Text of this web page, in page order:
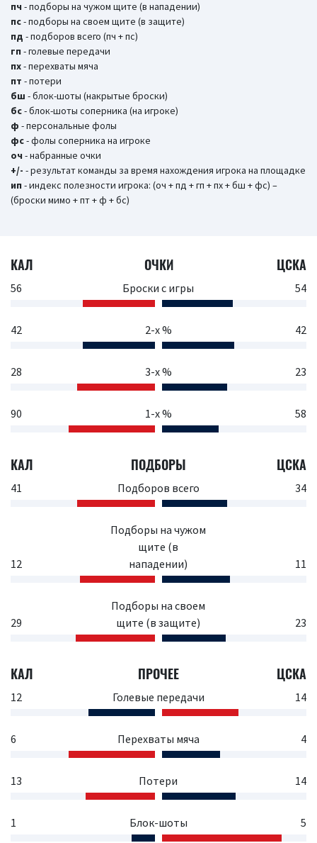
пч - подборы на чужом щите (в нападении)
пс- подборы на своем щите (в защите)
пд - подборов всего (пч + пс)
гп - голевые передачи
пх- перехваты мяча
пт - потери
бш - блок-шоты (накрытые броски)
бc- блок-шоты соперника (на игроке)
ф - персональные фолы
фс- фолы соперника на игроке
оч - набранные очки
+/- - результат команды за время нахождения игрока на площадке
ип - индекс полезности игрока: (оч + пд + гп + пх + бш + фс) –
(броски мимо + пт + ф + бс)
КАЛ ОЧКИ ЦСКА
56 Броски с игры 54
42 2-х % 42
28 3-х % 23
90 1-х % 58
КАЛ ПОДБОРЫ ЦСКА
41 Подборов всего 34
12
Подборы на чужом
щите (в
нападении)
11
29
Подборы на своем
щите (в защите)
23
КАЛ ПРОЧЕЕ ЦСКА
12 Голевые передачи 14
6 Перехваты мяча 4
13 Потери 14
1 Блок-шоты 5